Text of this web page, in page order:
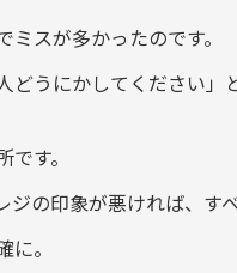
スが多かったのです。
うにかしてください」
す。
の印象が悪ければ、す
。